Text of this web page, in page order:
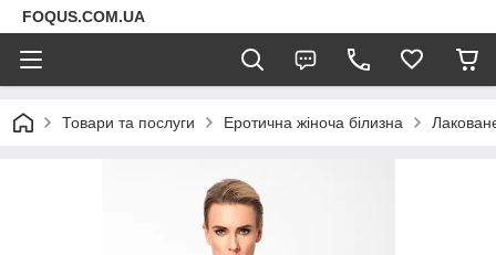
FOQUS.COM.UA
Товари та послуги Еротична жіноча білизна